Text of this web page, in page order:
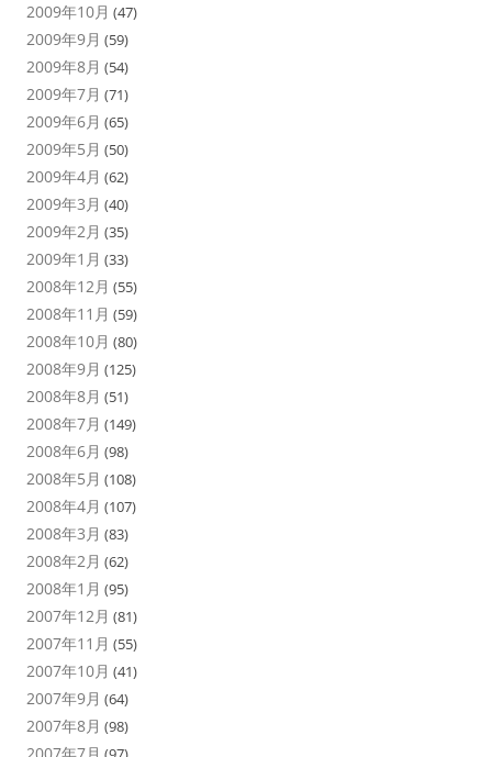
2009年10月 (47)
2009年9月 (59)
2009年8月 (54)
2009年7月 (71)
2009年6月 (65)
2009年5月 (50)
2009年4月 (62)
2009年3月 (40)
2009年2月 (35)
2009年1月 (33)
2008年12月 (55)
2008年11月 (59)
2008年10月 (80)
2008年9月 (125)
2008年8月 (51)
2008年7月 (149)
2008年6月 (98)
2008年5月 (108)
2008年4月 (107)
2008年3月 (83)
2008年2月 (62)
2008年1月 (95)
2007年12月 (81)
2007年11月 (55)
2007年10月 (41)
2007年9月 (64)
2007年8月 (98)